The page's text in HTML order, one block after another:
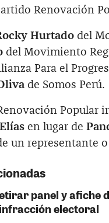
Renovación
Hurtado del
del Movimiento
Para el
de Somos Perú.
Popular
en lugar de
un representante
panel y afiche
electoral